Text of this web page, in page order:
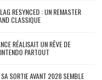
RESYNCED : UN REMASTER
CLASSIQUE
RÉALISAIT UN RÊVE DE
PARTOUT
SORTIE AVANT 2028 SEMBLE